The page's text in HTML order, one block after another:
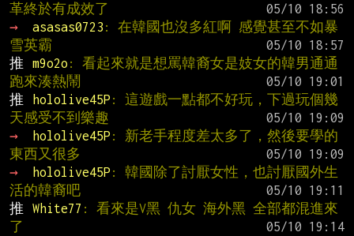
革終於有成效了
→
asasas0723 : 在韓國也沒多紅啊 感覺甚至不如暴
雪英霸
推
m9o2o : 看起來就是想罵韓裔女是妓女的韓男通通
跑來湊熱鬧
推
hololive45P : 這遊戲一點都不好玩，下過玩個幾
天感受不到樂趣
→
hololive45P : 新老手程度差太多了，然後要學的
東西又很多
→
hololive45P : 韓國除了討厭女性，也討厭國外生
活的韓裔吧
推
White77 : 看來是V黑 仇女 海外黑 全部都混進來
了